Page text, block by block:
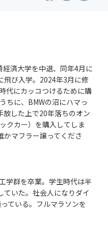
済大学を中退、同年4月に
飛び入学。2024年3月に修
代にカッコつけるために購
ちに、BMWの沼にハマっ
放した上で20年落ちのオン
クカー）を購入してしま
かマフラー譲ってくださ
学群を卒業。学生時代は半
ていた。社会人になりダイ
ている。フルマラソンを